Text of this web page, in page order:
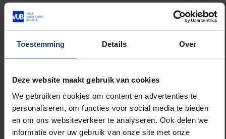
Toestemming Details Over
Deze website maakt gebruik van cookies
We gebruiken cookies om content en advertenties te
personaliseren, om functies voor social media te bieden
en om ons websiteverkeer te analyseren. Ook delen we
informatie over uw gebruik van onze site met onze
Lees meer over: